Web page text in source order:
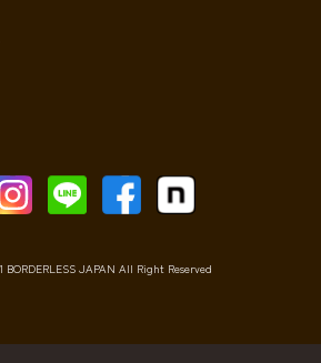
BORDERLESS JAPAN All Right Reserved